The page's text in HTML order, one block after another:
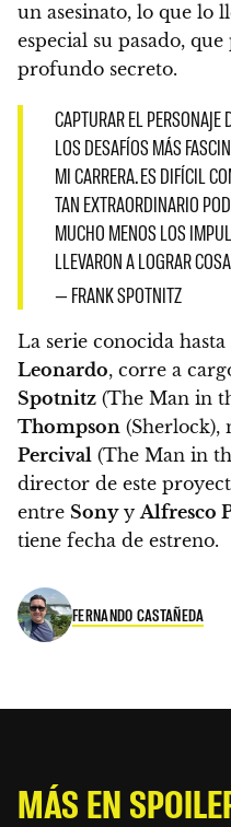
un asesinato, lo que lo
especial su pasado,
profundo secreto.
CAPTURAR EL
LOS DESAFÍOS MÁS
MI CARRERA. ES DIFÍCIL
TAN EXTRAORDINARIO
MUCHO MENOS LOS
LLEVARON A LOGRAR
— FRANK SPOTNITZ
La serie conocida
Leonardo, corre a
Spotnitz (The Man in
Thompson (Sherlock),
Percival (The Man in
director de este
entre Sonyy Alfresco
tiene fecha de estreno.
FERNANDO CASTAÑEDA
MÁS EN